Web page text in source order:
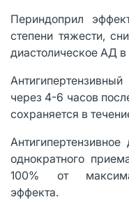
Периндоприл
степени тяжести,
диастолическое АД
через 4-6 часов
сохраняется в
однократного
100% от
эффекта.